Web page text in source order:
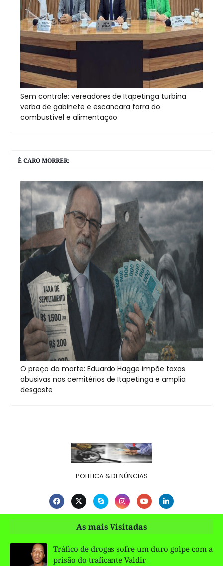
Sem controle: vereadores de Itapetinga turbina
verba de gabinete e escancara farra do
combustível e alimentação
È CARO MORRER:
O preço da morte: Eduardo Hagge impõe taxas
abusivas nos cemitérios de Itapetinga e amplia
desgaste
POLITICA & DENÚNCIAS
As mais Visitadas
Tráfico de drogas sofre um duro golpe com a
prisão do traficante Valdir